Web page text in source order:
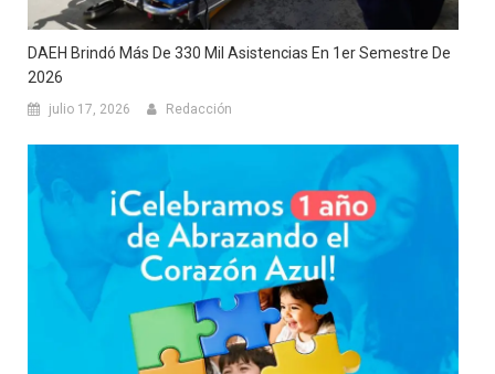
DAEH Brindó Más De 330 Mil Asistencias En 1er Semestre De
2026
julio 17, 2026 Redacción